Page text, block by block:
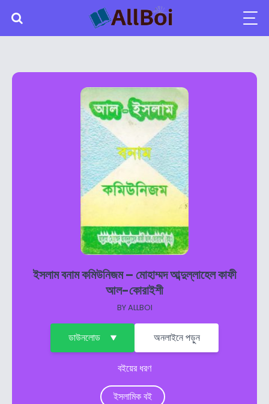
ইসলাম বনাম কমিউনিজম – মোহাম্মদ আব্দুল্লাহেল কাফী
আল-কোরাইশী
BYALLBOI
ডাউনলোড অনলাইনে পড়ুন
বইয়ের ধরণ
ইসলামিক বই